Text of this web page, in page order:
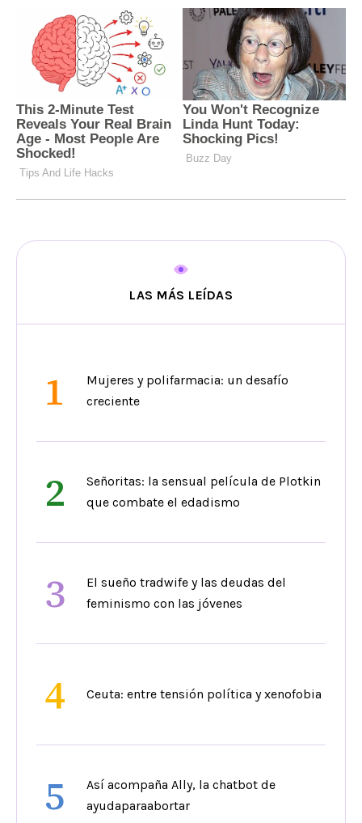
LAS MÁS LEÍDAS
1
Mujeres y polifarmacia: un desafío
creciente
2
Señoritas: la sensual película de Plotkin
que combate el edadismo
3
El sueño tradwife y las deudas del
feminismo con las jóvenes
4 Ceuta: entre tensión política y xenofobia
5
Así acompaña Ally, la chatbot de
ayudaparaabortar